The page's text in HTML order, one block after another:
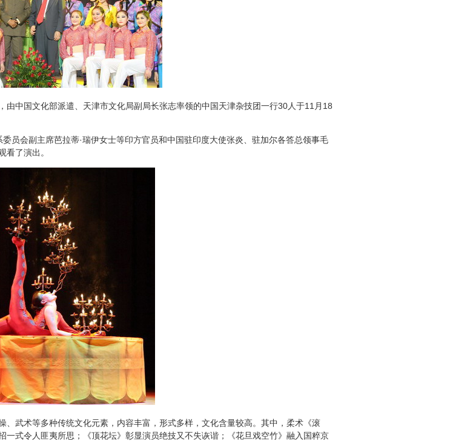
中国文化部派遣、天津市文化局副局长张志率领的中国天津杂技团一行30人于11 月 18
员会副主席芭拉蒂·瑞伊女士等印方官员和中国驻印度大使张炎、驻加尔各答总领事毛
了演出。
武术等多种传统文化元素，内容丰富，形式多样，文化含量较高。其中，柔术《滚
式令人匪夷所思；《顶花坛》彰显演员绝技又不失诙谐；《花旦戏空竹》融入国粹京